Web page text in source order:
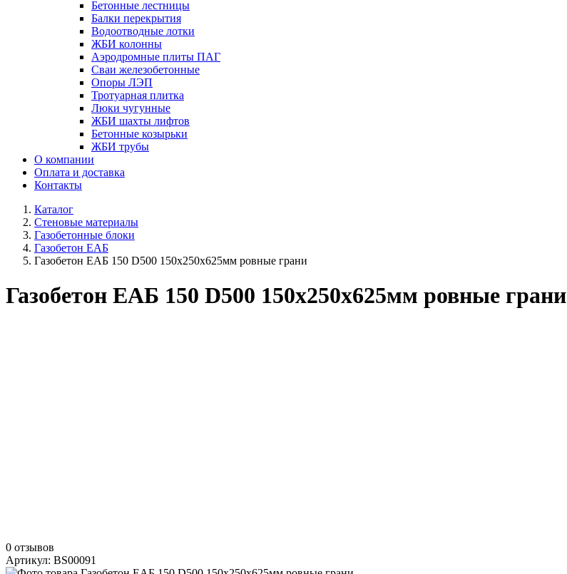
Бетонные лестницы
Балки перекрытия
Водоотводные лотки
ЖБИ колонны
Аэродромные плиты ПАГ
Сваи железобетонные
Опоры ЛЭП
Тротуарная плитка
Люки чугунные
ЖБИ шахты лифтов
Бетонные козырьки
ЖБИ трубы
О компании
Оплата и доставка
Контакты
Каталог
Стеновые материалы
Газобетонные блоки
Газобетон ЕАБ
Газобетон ЕАБ 150 D500 150х250х625мм ровные грани
Газобетон ЕАБ 150 D500 150х250х625мм ровные грани
0 отзывов
Артикул: BS00091